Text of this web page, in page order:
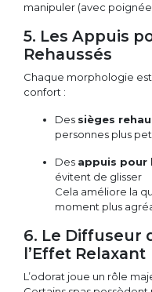
manipuler (avec
5. Les Appuis
Rehaussés
Chaque morphologie
confort :
Des sièges
personnes plus
Des appuis pour
évitent de glisser
Cela améliore la
moment plus
6. Le Diffuseur
l’Effet Relaxant
L’odorat joue un rôle